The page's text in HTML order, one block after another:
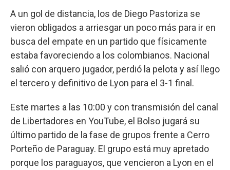
A un gol de distancia, los de Diego Pastoriza se
vieron obligados a arriesgar un poco más para ir en
busca del empate en un partido que físicamente
estaba favoreciendo a los colombianos. Nacional
salió con arquero jugador, perdió la pelota y así llego
el tercero y definitivo de Lyon para el 3-1 final.
Este martes a las 10:00 y con transmisión del canal
de Libertadores en YouTube, el Bolso jugará su
último partido de la fase de grupos frente a Cerro
Porteño de Paraguay. El grupo está muy apretado
porque los paraguayos, que vencieron a Lyon en el